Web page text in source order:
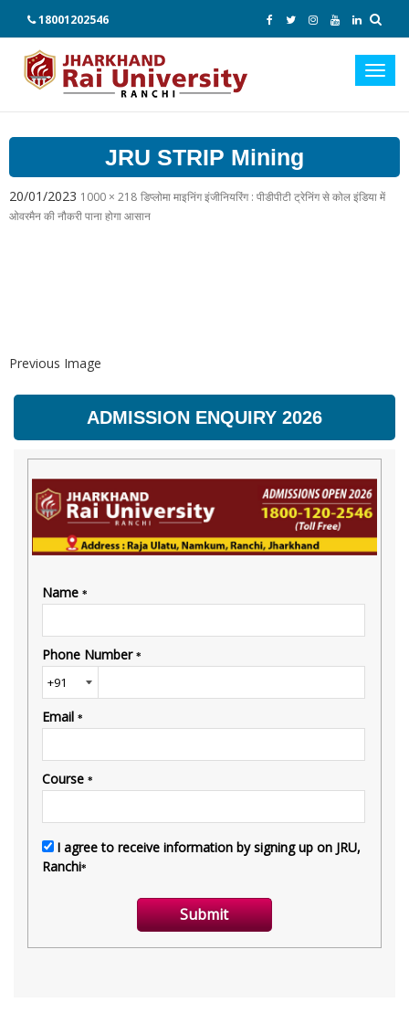
18001202546
JRU STRIP Mining
20/01/2023 1000 × 218 डिप्लोमा माइनिंग इंजीनियरिंग : पीडीपीटी ट्रेनिंग से कोल इंडिया में
ओवरमैन की नौकरी पाना होगा आसान
Previous Image
ADMISSION ENQUIRY 2026